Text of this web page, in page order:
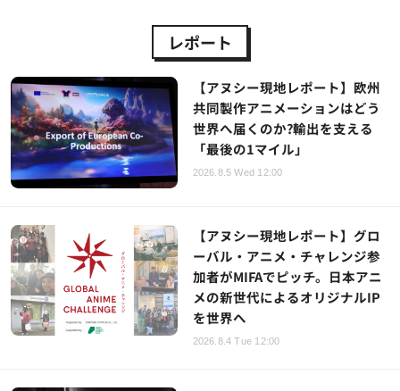
レポート
【アヌシー現地レポート】欧州
共同製作アニメーションはどう
世界へ届くのか?輸出を支える
「最後の1マイル」
2026.8.5 Wed 12:00
【アヌシー現地レポート】グロ
ーバル・アニメ・チャレンジ参
加者がMIFAでピッチ。日本アニ
メの新世代によるオリジナルIP
を世界へ
2026.8.4 Tue 12:00